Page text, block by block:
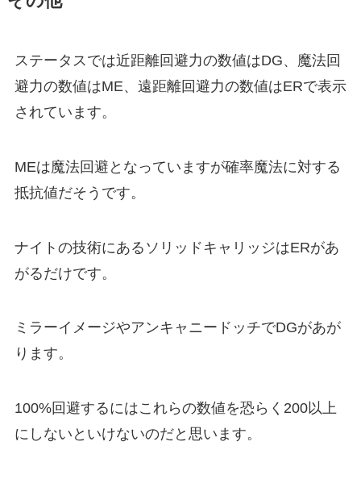
ステータスでは近距離回避力の数値はDG、魔法回
避力の数値はME、遠距離回避力の数値はERで表示
されています。
MEは魔法回避となっていますが確率魔法に対する
抵抗値だそうです。
ナイトの技術にあるソリッドキャリッジはERがあ
がるだけです。
ミラーイメージやアンキャニードッチでDGがあが
ります。
100%回避するにはこれらの数値を恐らく200以上
にしないといけないのだと思います。